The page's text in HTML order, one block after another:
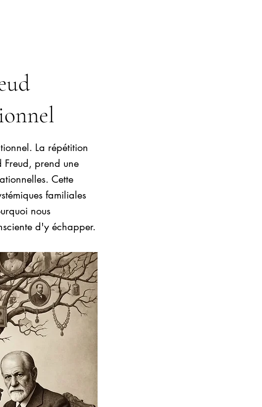
La répétition
prend une
Cette
familiales
nous
d'y échapper.